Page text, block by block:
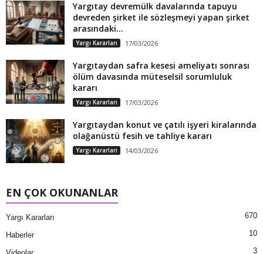
Yargıtay devremülk davalarında tapuyu
devreden şirket ile sözleşmeyi yapan şirket
arasındaki...
Yargı Kararları 17/03/2026
Yargıtaydan safra kesesi ameliyatı sonrası
ölüm davasında müteselsil sorumluluk
kararı
Yargı Kararları 17/03/2026
Yargıtaydan konut ve çatılı işyeri kiralarında
olağanüstü fesih ve tahliye kararı
Yargı Kararları 14/03/2026
EN ÇOK OKUNANLAR
Yargı Kararları 670
Haberler 10
3